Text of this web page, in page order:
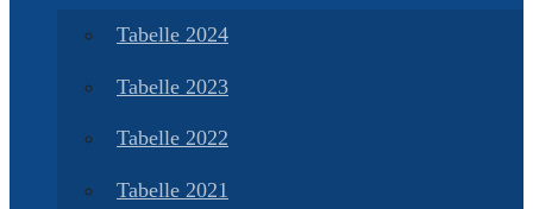
Tabelle 2024
Tabelle 2023
Tabelle 2022
Tabelle 2021